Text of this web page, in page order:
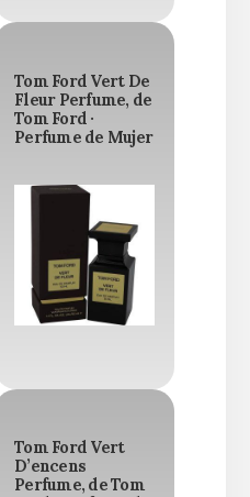
Tom Ford Vert De
Fleur Perfume, de
Tom Ford ·
Perfume de Mujer
Tom Ford Vert
D’encens
Perfume, de Tom